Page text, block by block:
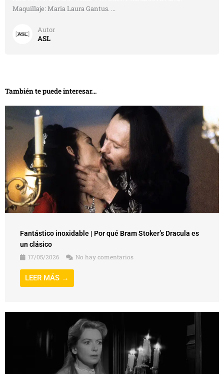
Maquillaje: Maria Laura Gantus. ...
Autor
ASL
También te puede interesar...
Fantástico inoxidable | Por qué Bram Stoker’s Dracula es
un clásico
17/05/2026
No hay comentarios
LEER MÁS →